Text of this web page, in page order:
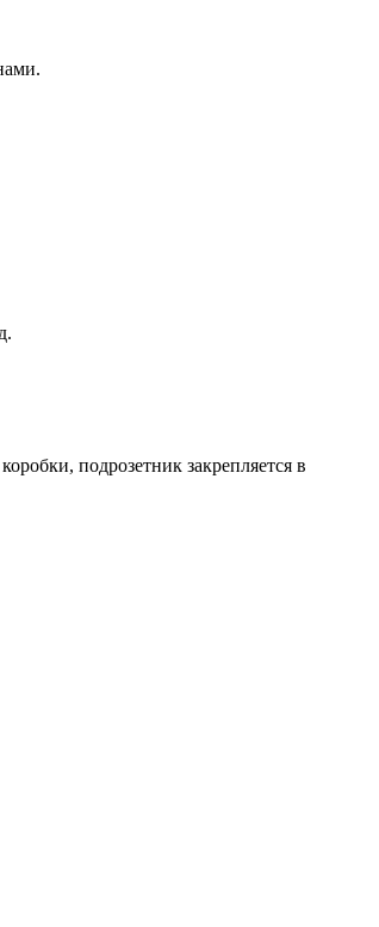
подрозетник закрепляется в